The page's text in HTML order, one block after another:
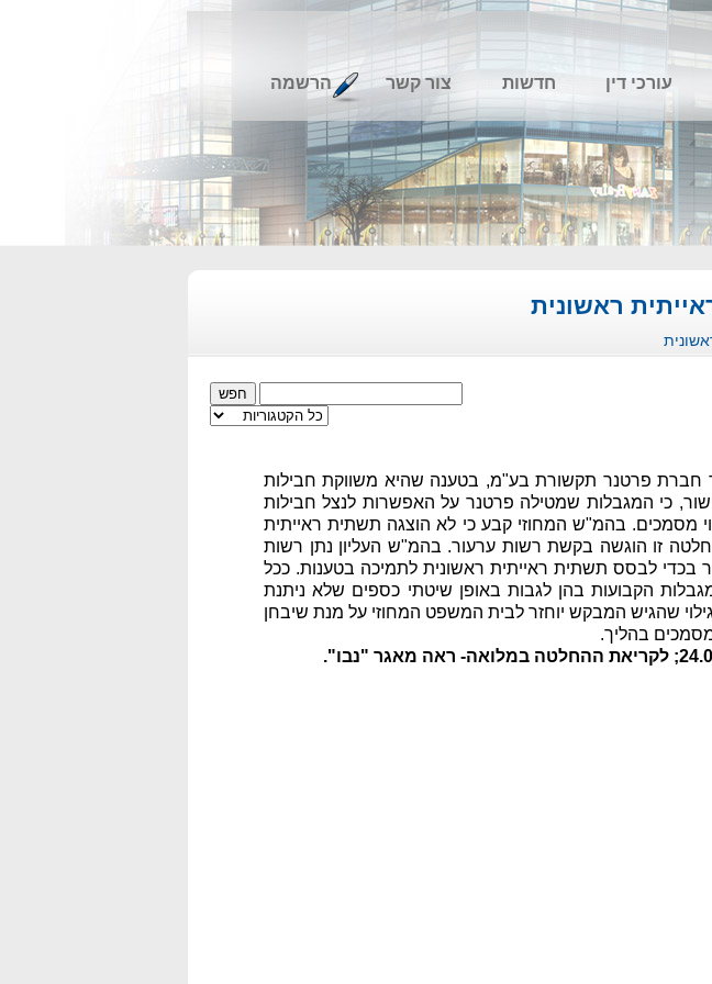
עורכי דין חדשות צור קשר הרשמה
ראשונית
חברת פרטנר תקשורת בע"מ, בטענה שהיא משווקת חבילות
כי המגבלות שמטילה פרטנר על האפשרות לנצל חבילות
מסמכים. בהמ"ש המחוזי קבע כי לא הוצגה תשתית ראייתית
זו הוגשה בקשת רשות ערעור. בהמ"ש העליון נתן רשות
בכדי לבסס תשתית ראייתית ראשונית לתמיכה בטענות. ככל
הקבועות בהן לגבות באופן שיטתי כספים שלא ניתנת
שהגיש המבקש יוחזר לבית המשפט המחוזי על מנת שיבחן
בהליך.
לקריאת ההחלטה במלואה- ראה מאגר "נבו".